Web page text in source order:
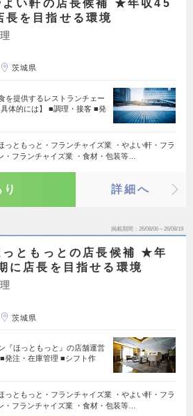
よい軒の店長候補 ★年収45
を目指せる環境
茨城県
を提供するレストランチェー
体的には】 ■調理・接客 ■発
っともっと・フランチャイズ業 ・やよい軒・フラ
・フランチャイズ業 ・食材・包装等…
詳細へ
掲載期間 26/08/06～26/08/19
っともっとの店長候補 ★年
に店長を目指せる環境
茨城県
『ほっともっと』の店舗運営
発注・在庫管理 ■シフト作
っともっと・フランチャイズ業 ・やよい軒・フラ
・フランチャイズ業 ・食材・包装等…